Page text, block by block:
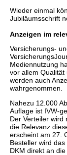
Wieder einmal
Jubiläumsschrift
Anzeigen im
Versicherungs-
Mediennutzung
vor allem Qualität
werden auch
wahrgenommen.
Nahezu 12.000
Auflage ist IVW-
Der Verteiler wird
die Relevanz
erscheint am 27.
Besteller wird
DKM direkt an